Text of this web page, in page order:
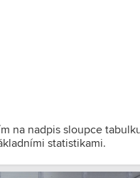
na nadpis sloupce
statistikami.